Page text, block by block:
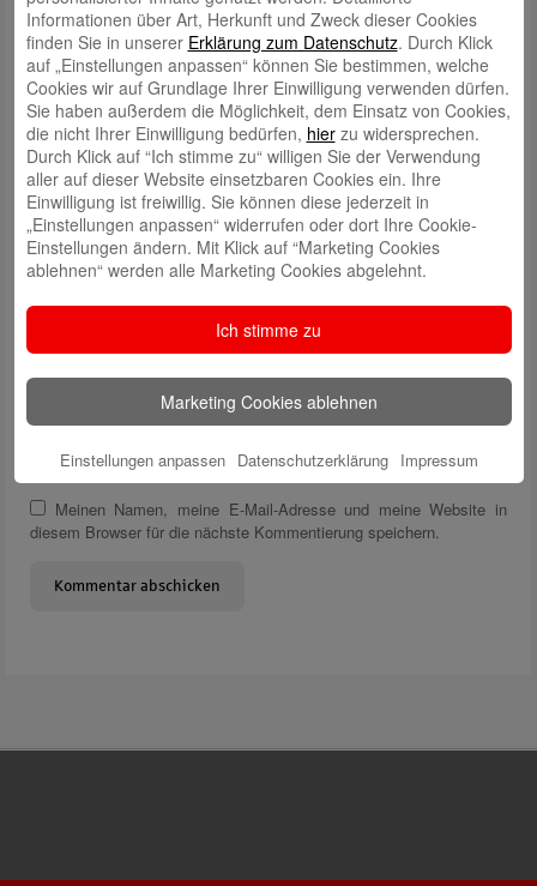
Schreibe einen Kommentar
Deine E-Mail-Adresse wird nicht veröffentlicht. Erforderliche Felder
sind mit *markiert
Name*
E-Mail*
Website
Meinen Namen, meine E-Mail-Adresse und meine Website in
diesem Browser für die nächste Kommentierung speichern.
Informationen über Art, Herkunft und Zweck dieser Cookies
finden Sie in unserer Erklärung zum Datenschutz. Durch Klick
auf „Einstellungen anpassen“ können Sie bestimmen, welche
Cookies wir auf Grundlage Ihrer Einwilligung verwenden dürfen.
Sie haben außerdem die Möglichkeit, dem Einsatz von Cookies,
die nicht Ihrer Einwilligung bedürfen, hierzu widersprechen.
Durch Klick auf “Ich stimme zu“ willigen Sie der Verwendung
aller auf dieser Website einsetzbaren Cookies ein. Ihre
Einwilligung ist freiwillig. Sie können diese jederzeit in
„Einstellungen anpassen“ widerrufen oder dort Ihre Cookie-
Einstellungen ändern. Mit Klick auf “Marketing Cookies
ablehnen“ werden alle Marketing Cookies abgelehnt.
Ich stimme zu
Marketing Cookies ablehnen
Einstellungen anpassen Datenschutzerklärung Impressum